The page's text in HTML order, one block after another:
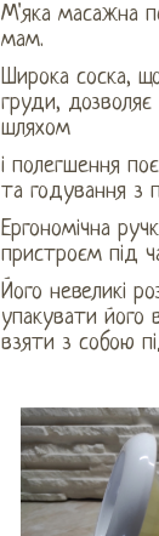
М'яка масажна
мам.
Широка соска,
груди,
шляхом
і полегшення
та годування з
Ергономічна
пристроєм під
Його невеликі
упакувати його
взяти з собою